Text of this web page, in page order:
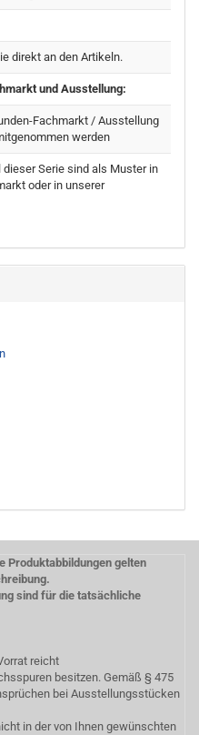
direkt an den Artikeln.
und Ausstellung:
Fachmarkt / Ausstellung
werden
Serie sind als Muster in
oder in unserer
Produktabbildungen gelten
sind für die tatsächliche
reicht
besitzen. Gemäß § 475
bei Ausstellungsstücken
in der von Ihnen gewünschten